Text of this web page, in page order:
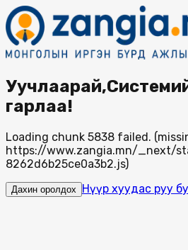
гарлаа!
Loading chunk 5838 failed.
https://www.zangia.mn/_next/
8262d6b25ce0a3b2.js)
Дахин оролдох Нүүр хуудас руу